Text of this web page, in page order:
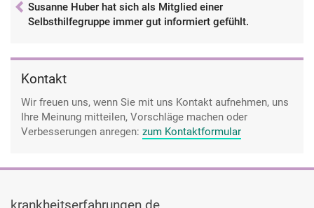
Susanne Huber hat sich als Mitglied einer
Selbsthilfegruppe immer gut informiert gefühlt.
Kontakt
Wir freuen uns, wenn Sie mit uns Kontakt aufnehmen, uns
Ihre Meinung mitteilen, Vorschläge machen oder
Verbesserungen anregen: zum Kontaktformular